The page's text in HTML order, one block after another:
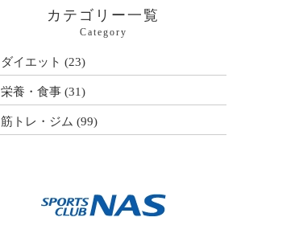
カテゴリー一覧
Category
ダイエット (23)
栄養・食事 (31)
筋トレ・ジム (99)